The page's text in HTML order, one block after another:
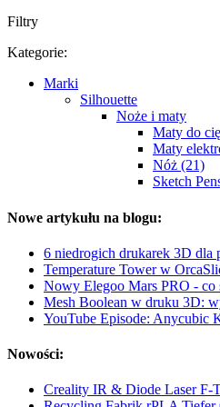
Filtry
Kategorie:
Marki
Silhouette
Noże i maty
Maty do
Maty
Nóż (21)
Sketch
Nowe artykułu na blogu:
6 niedrogich drukarek 3D dla
Temperature Tower w
Nowy Elegoo Mars PRO - co
Mesh Boolean w druku 3D:
YouTube Episode: Anycubic
Nowości:
Creality IR & Diode Laser F-